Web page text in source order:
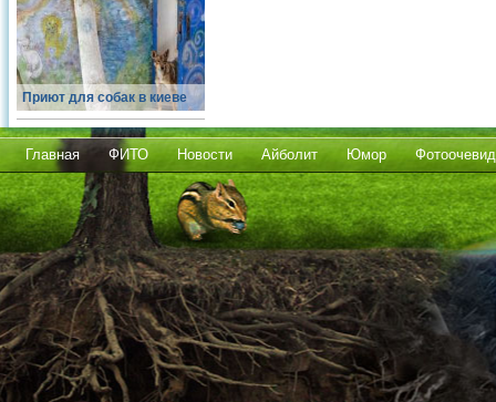
Приют для собак в киеве
Главная ФИТО Новости Айболит Юмор